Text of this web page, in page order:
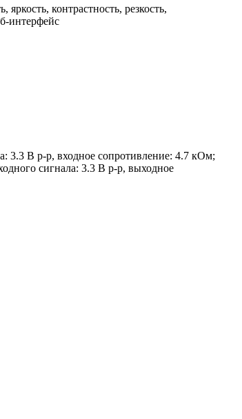
контрастность, резкость,
интерфейс
3.3 В p-p, входное сопротивление: 4.7 кОм;
сигнала: 3.3 В p-p, выходное